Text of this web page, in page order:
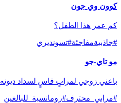
كوون وي جون
كم عمر هذا الطفل؟
#جاذبيةمفاجئة#تسونديري
مو تاي-جو
باعني زوجي لمرابٍ قاسٍ لسداد ديونه
#مرابي_محترف#رومانسية_للبالغين